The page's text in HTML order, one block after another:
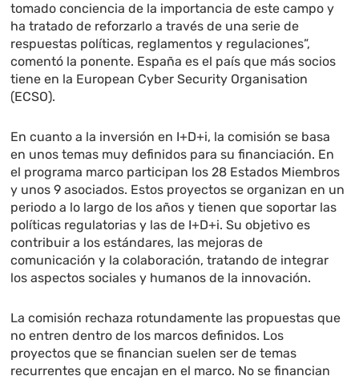
tomado conciencia de la importancia de este campo y
ha tratado de reforzarlo a través de una serie de
respuestas políticas, reglamentos y regulaciones”,
comentó la ponente. España es el país que más socios
tiene en la European Cyber Security Organisation
(ECSO).
En cuanto a la inversión en I+D+i, la comisión se basa
en unos temas muy definidos para su financiación. En
el programa marco participan los 28 Estados Miembros
y unos 9 asociados. Estos proyectos se organizan en un
periodo a lo largo de los años y tienen que soportar las
políticas regulatorias y las de I+D+i. Su objetivo es
contribuir a los estándares, las mejoras de
comunicación y la colaboración, tratando de integrar
los aspectos sociales y humanos de la innovación.
La comisión rechaza rotundamente las propuestas que
no entren dentro de los marcos definidos. Los
proyectos que se financian suelen ser de temas
recurrentes que encajan en el marco. No se financian